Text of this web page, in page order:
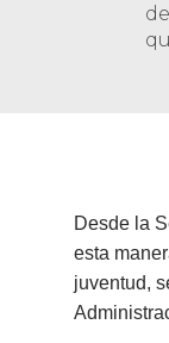
Desde la
esta
juventud,
A